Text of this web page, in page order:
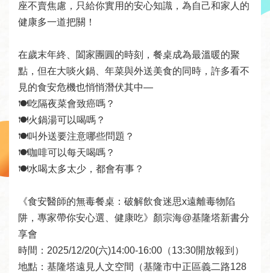
讀
者
圖
書
館
資
訊
告
及
活
動
座不賣焦慮，只給你實用的安心知識，為自己和家人的
健康多一道把關！
在歲末年終、闔家團圓的時刻，餐桌成為最溫暖的聚
點，但在大啖火鍋、年菜與外送美食的同時，許多看不
見的食安危機也悄悄潛伏其中—
🍽️吃隔夜菜會致癌嗎？
🍽️火鍋湯可以喝嗎？
🍽️叫外送要注意哪些問題？
🍽️咖啡可以每天喝嗎？
🍽️水喝太多太少，都會有事？
《食安醫師的無毒餐桌：破解飲食迷思x遠離毒物陷
阱，專家帶你安心選、健康吃》顏宗海@基隆塔新書分
享會
時間：2025/12/20(六)14:00-16:00（13:30開放報到）
地點：基隆塔遠見人文空間（基隆市中正區義二路128